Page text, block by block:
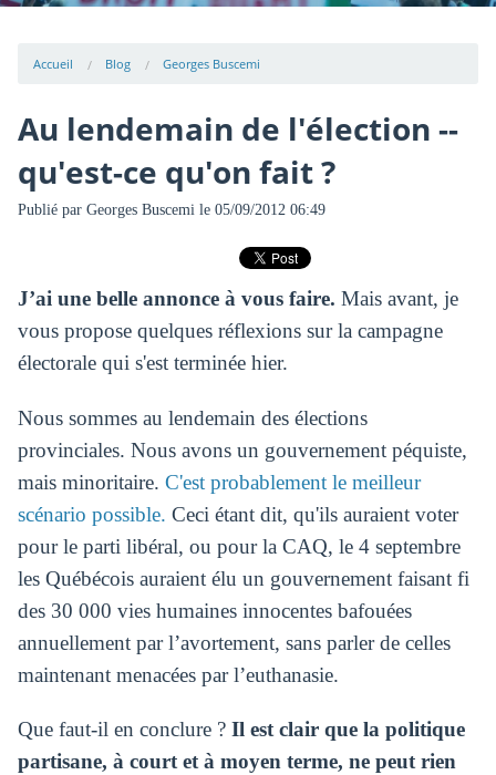
Accueil Blog Georges Buscemi
Au lendemain de l'élection --
qu'est-ce qu'on fait ?
Publié par Georges Buscemile 05/09/2012 06:49
J’ai une belle annonce à vous faire. Mais avant, je
vous propose quelques réflexions sur la campagne
électorale qui s'est terminée hier.
Nous sommes au lendemain des élections
provinciales. Nous avons un gouvernement péquiste,
mais minoritaire. C'est probablement le meilleur
scénario possible. Ceci étant dit, qu'ils auraient voter
pour le parti libéral, ou pour la CAQ, le 4 septembre
les Québécois auraient élu un gouvernement faisant fi
des 30 000 vies humaines innocentes bafouées
annuellement par l’avortement, sans parler de celles
maintenant menacées par l’euthanasie.
Que faut-il en conclure ? Il est clair que la politique
partisane, à court et à moyen terme, ne peut rien